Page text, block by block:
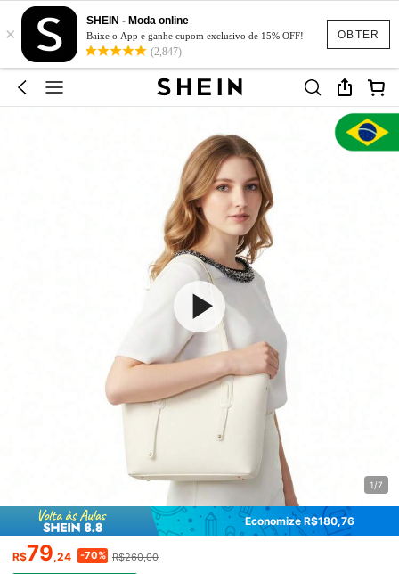
OBTER
×
SHEIN - Moda online
Baixe o App e ganhe cupom exclusivo de 15% OFF!
(2,847)
1/7
Economize R$180,76
R$79,24 -70% R$260,00